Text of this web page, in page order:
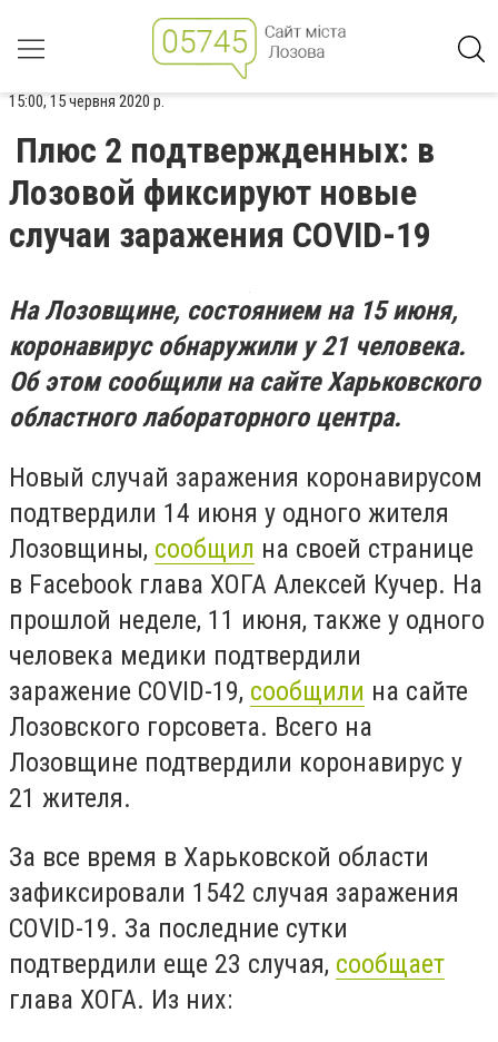
15:00, 15 червня 2020 р.
Плюс 2 подтвержденных: в
Лозовой фиксируют новые
случаи заражения COVID-19
На Лозовщине, состоянием на 15 июня,
коронавирус обнаружили у 21 человека.
Об этом сообщили на сайте Харьковского
областного лабораторного центра.
Новый случай заражения коронавирусом
подтвердили 14 июня у одного жителя
Лозовщины, сообщил на своей странице
в Facebook глава ХОГА Алексей Кучер. На
прошлой неделе, 11 июня, также у одного
человека медики подтвердили
заражение COVID-19, сообщили на сайте
Лозовского горсовета. Всего на
Лозовщине подтвердили коронавирус у
21 жителя.
За все время в Харьковской области
зафиксировали 1542 случая заражения
COVID-19. За последние сутки
подтвердили еще 23 случая, сообщает
глава ХОГА. Из них: